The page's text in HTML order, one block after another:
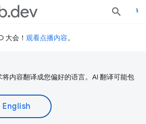
大会！ 观看点播内容。
内容翻译成您偏好的语言。AI 翻译可能包